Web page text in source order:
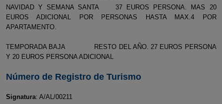
NAVIDAD Y SEMANA SANTA 37 EUROS PERSONA. MAS 20
EUROS ADICIONAL POR PERSONAS HASTA MAX.4 POR
APARTAMENTO.
TEMPORADA BAJA RESTO DEL AÑO. 27 EUROS PERSONA
Y 20 EUROS PERSONA ADICIONAL
Número de Registro de Turismo
Signatura: A/AL/00211